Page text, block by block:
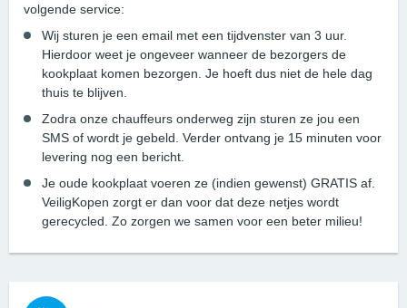
volgende service:
Wij sturen je een email met een tijdvenster van 3 uur.
Hierdoor weet je ongeveer wanneer de bezorgers de
kookplaat komen bezorgen. Je hoeft dus niet de hele dag
thuis te blijven.
Zodra onze chauffeurs onderweg zijn sturen ze jou een
SMS of wordt je gebeld. Verder ontvang je 15 minuten voor
levering nog een bericht.
Je oude kookplaat voeren ze (indien gewenst) GRATIS af.
VeiligKopen zorgt er dan voor dat deze netjes wordt
gerecycled. Zo zorgen we samen voor een beter milieu!